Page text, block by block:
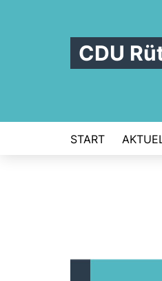
CDU
START